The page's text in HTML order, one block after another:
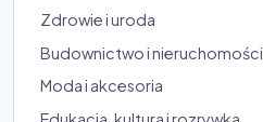
Zdrowie i uroda
Budownictwo i nieruchomości
Moda i akcesoria